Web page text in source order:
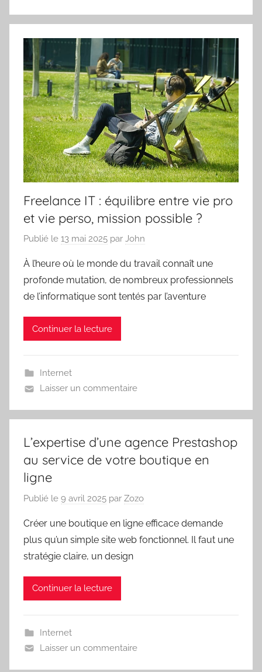
Freelance IT : équilibre entre vie pro
et vie perso, mission possible ?
Publié le 13 mai 2025 par John
À l’heure où le monde du travail connaît une
profonde mutation, de nombreux professionnels
de l’informatique sont tentés par l’aventure
Continuer la lecture
Internet
Laisser un commentaire
L’expertise d’une agence Prestashop
au service de votre boutique en
ligne
Publié le 9 avril 2025 par Zozo
Créer une boutique en ligne efficace demande
plus qu’un simple site web fonctionnel. Il faut une
stratégie claire, un design
Continuer la lecture
Internet
Laisser un commentaire